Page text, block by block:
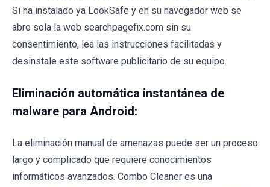
Si ha instalado ya LookSafe y en su navegador web se
abre sola la web searchpagefix.com sin su
consentimiento, lea las instrucciones facilitadas y
desinstale este software publicitario de su equipo.
Eliminación automática instantánea de
malware para Android:
La eliminación manual de amenazas puede ser un proceso
largo y complicado que requiere conocimientos
informáticos avanzados. Combo Cleaner es una